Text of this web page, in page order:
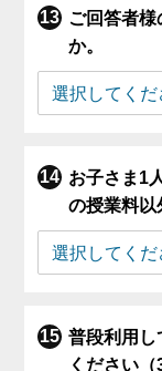
ご回答者
か。
お子さま1
の授業料以
普段利用し
ください（